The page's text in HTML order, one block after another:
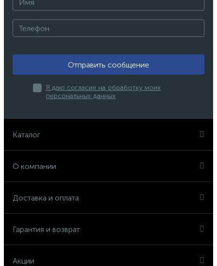
Отправить сообщение
Я даю согласие на обработку моих
персональных данных
Каталог
О компании
Доставка и оплата
Гарантия и возврат
Акции